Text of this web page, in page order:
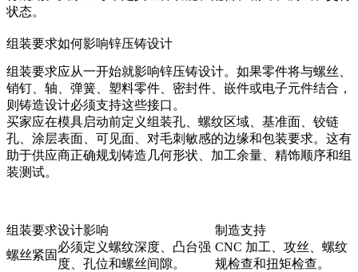
状态。
组装要求如何影响锌压铸设计
组装要求应从一开始就影响锌压铸设计。如果零件将与螺丝、
销钉、轴、弹簧、塑料零件、密封件、嵌件或电子元件结合，
则铸造设计必须支持这些接口。
买家应在模具启动前定义组装孔、螺纹区域、基准面、铰链
孔、涂层表面、可见面、对毛刺敏感的边缘和包装要求。这有
助于供应商正确规划铸造几何形状、加工余量、精饰顺序和组
装测试。
组装要求设计影响
制造支持
螺丝紧固
必须定义螺纹深度、凸台强
度、孔位和螺丝间隙。
CNC 加工、攻丝、螺纹
规检查和扭矩检查。